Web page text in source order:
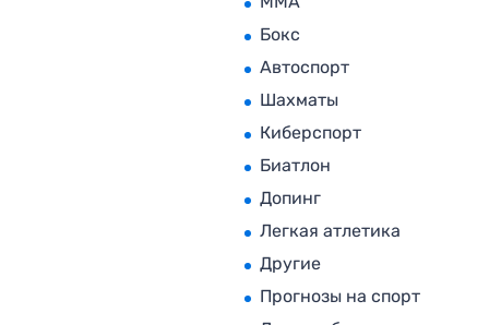
Бокс
Автоспорт
Шахматы
Киберспорт
Биатлон
Допинг
Легкая атлетика
Другие
Прогнозы на спорт